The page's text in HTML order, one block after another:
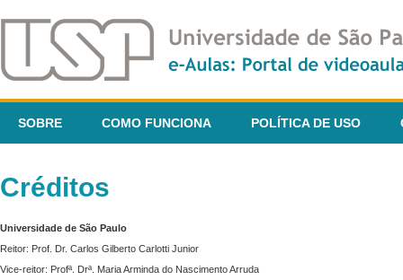
SOBRE COMO FUNCIONA POLÍTICA DE USO
Créditos
Universidade de São Paulo
Reitor: Prof. Dr. Carlos Gilberto Carlotti Junior
Vice-reitor: Profª. Drª. Maria Arminda do Nascimento Arruda